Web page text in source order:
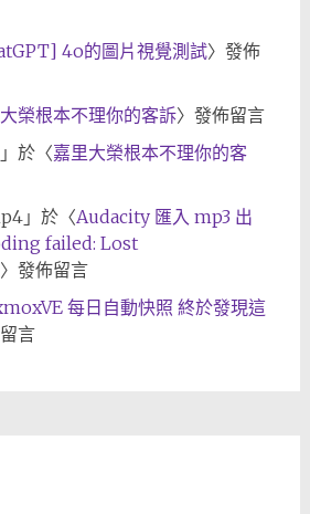
4o的圖片視覺測試〉發佈
榮根本不理你的客訴〉發佈留言
」於〈嘉里大榮根本不理你的客
」於〈Audacity 匯入 mp3 出
failed: Lost
〉發佈留言
每日自動快照 終於發現這
言